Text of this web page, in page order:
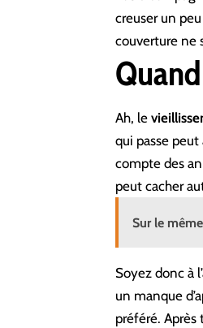
creuser un
couverture ne
Ah, le
qui passe
compte des
peut cacher
Sur le
Soyez donc à
un manque
préféré. Après